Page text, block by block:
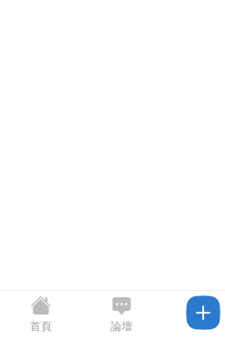
首頁 論壇